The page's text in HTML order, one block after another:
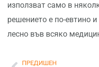
използват само в
решението е по-евтино
лесно във всяко
ПРЕДИШЕН